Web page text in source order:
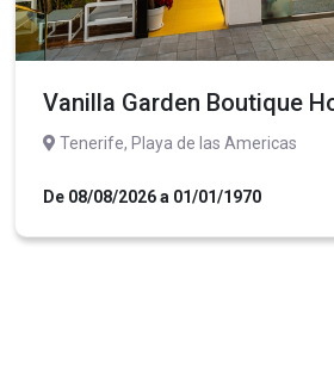
Vanilla Garden Boutique
Tenerife, Playa de las Americas
De 08/08/2026 a 01/01/1970